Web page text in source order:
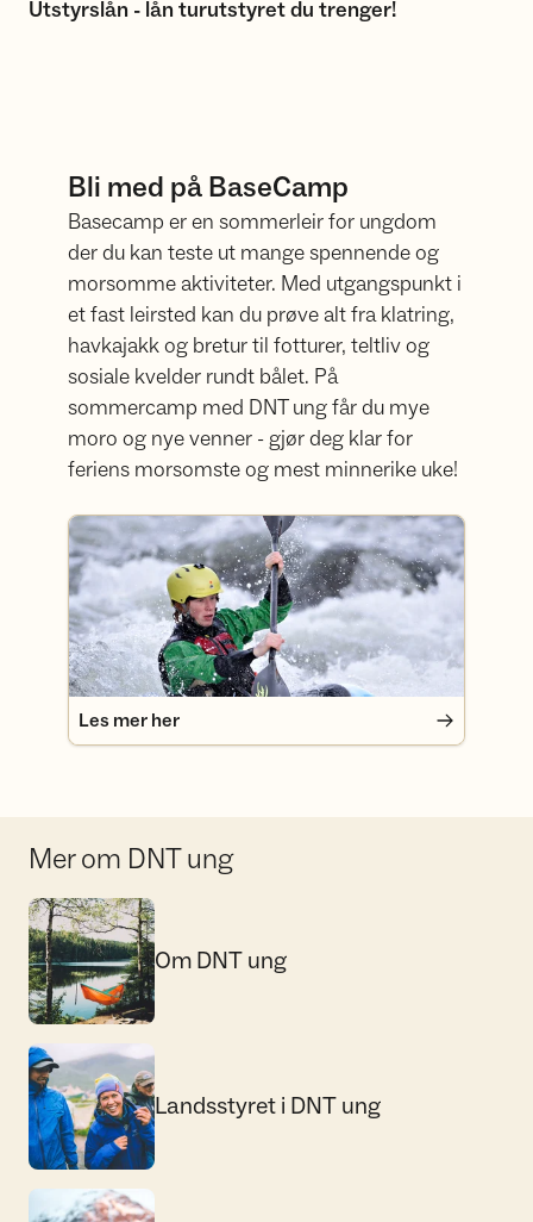
Utstyrslån - lån turutstyret du trenger!
Bli med på BaseCamp
Basecamp er en sommerleir for ungdom
der du kan teste ut mange spennende og
morsomme aktiviteter. Med utgangspunkt i
et fast leirsted kan du prøve alt fra klatring,
havkajakk og bretur til fotturer, teltliv og
sosiale kvelder rundt bålet.​​​​​​​ På
sommercamp med DNT ung får du mye
moro og nye venner - gjør deg klar for
feriens morsomste og mest minnerike uke!
Les mer her
Les mer her
Mer om DNT ung
Om DNT ung
Om DNT ung
Landsstyret i DNT ung
Landsstyret i DNT ung
DNT ungs landsmøte